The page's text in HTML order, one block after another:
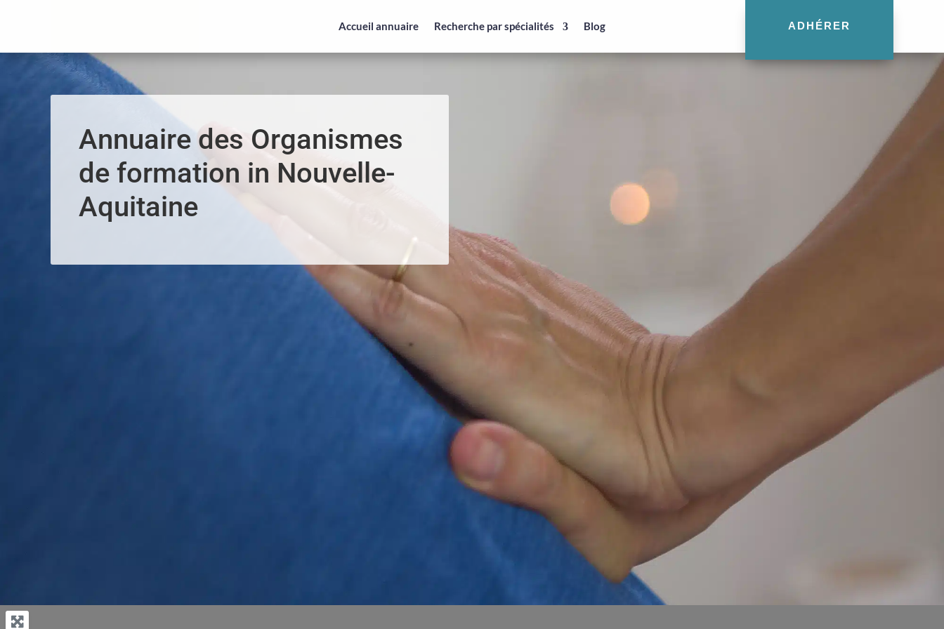
Accueil annuaire Recherche par spécialités Blog ADHÉRER
Annuaire des Organismes
de formation in Nouvelle-
Aquitaine